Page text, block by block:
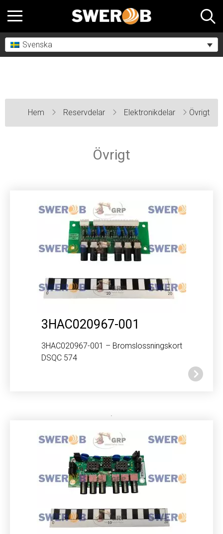
Svenska
Hem Reservdelar Elektronikdelar Övrigt
Övrigt
3HAC020967-001
3HAC020967-001 – Bromslossningskort
DSQC 574